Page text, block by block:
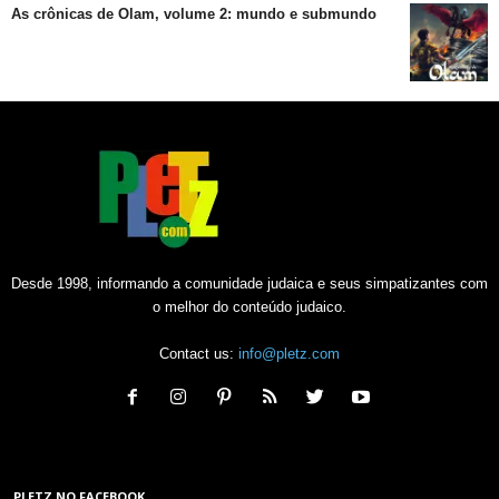
As crônicas de Olam, volume 2: mundo e submundo
Desde 1998, informando a comunidade judaica e seus simpatizantes com
o melhor do conteúdo judaico.
Contact us: info@pletz.com